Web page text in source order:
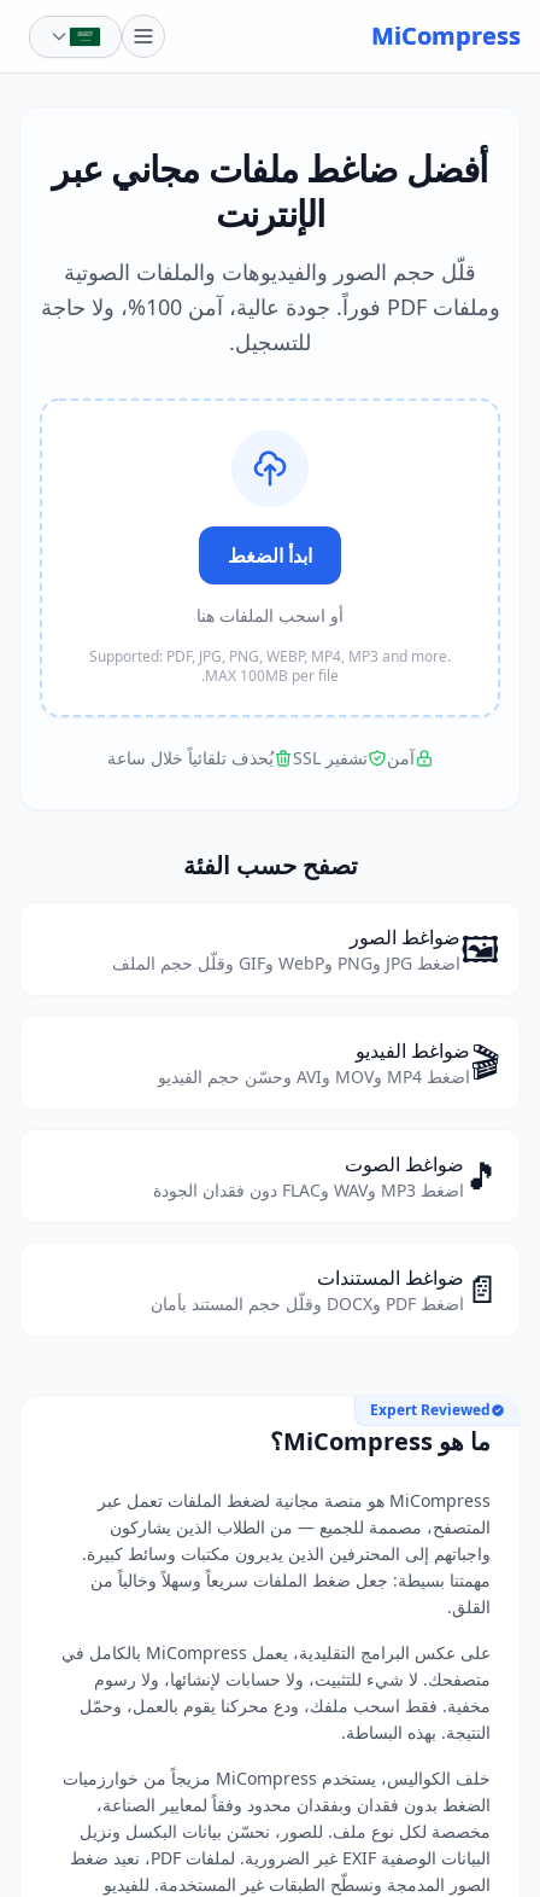
Skip to main content
MiCompress
أفضل ضاغط ملفات مجاني عبر
الإنترنت
قلّل حجم الصور والفيديوهات والملفات الصوتية
وملفات PDF فوراً. جودة عالية، آمن 100%، ولا حاجة
للتسجيل.
ابدأ الضغط
أو اسحب الملفات هنا
Supported: PDF, JPG, PNG, WEBP, MP4, MP3 and more.
MAX 100MB per file.
آمن تشفير SSL يُحذف تلقائياً خلال ساعة
تصفح حسب الفئة
🖼️ضواغط الصور
اضغط JPG وPNG وWebP وGIF وقلّل حجم الملف
🎬ضواغط الفيديو
اضغط MP4 وMOV وAVI وحسّن حجم الفيديو
🎵 ضواغط الصوت
اضغط MP3 وWAV وFLAC دون فقدان الجودة
📄 ضواغط المستندات
اضغط PDF وDOCX وقلّل حجم المستند بأمان
Expert Reviewed
ما هو MiCompress؟
MiCompress هو منصة مجانية لضغط الملفات تعمل عبر
المتصفح، مصممة للجميع — من الطلاب الذين يشاركون
واجباتهم إلى المحترفين الذين يديرون مكتبات وسائط كبيرة.
مهمتنا بسيطة: جعل ضغط الملفات سريعاً وسهلاً وخالياً من
القلق.
على عكس البرامج التقليدية، يعمل MiCompress بالكامل في
متصفحك. لا شيء للتثبيت، ولا حسابات لإنشائها، ولا رسوم
مخفية. فقط اسحب ملفك، ودع محركنا يقوم بالعمل، وحمّل
النتيجة. بهذه البساطة.
خلف الكواليس، يستخدم MiCompress مزيجاً من خوارزميات
الضغط بدون فقدان وبفقدان محدود وفقاً لمعايير الصناعة،
مخصصة لكل نوع ملف. للصور، نحسّن بيانات البكسل ونزيل
البيانات الوصفية EXIF غير الضرورية. لملفات PDF، نعيد ضغط
الصور المدمجة ونسطّح الطبقات غير المستخدمة. للفيديو